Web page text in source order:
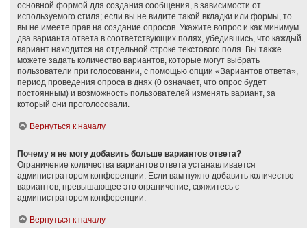
основной формой для создания сообщения, в зависимости от
используемого стиля; если вы не видите такой вкладки или формы, то
вы не имеете прав на создание опросов. Укажите вопрос и как минимум
два варианта ответа в соответствующих полях, убедившись, что каждый
вариант находится на отдельной строке текстового поля. Вы также
можете задать количество вариантов, которые могут выбрать
пользователи при голосовании, с помощью опции «Вариантов ответа»,
период проведения опроса в днях (0 означает, что опрос будет
постоянным) и возможность пользователей изменять вариант, за
который они проголосовали.
Вернуться к началу
Почему я не могу добавить больше вариантов ответа?
Ограничение количества вариантов ответа устанавливается
администратором конференции. Если вам нужно добавить количество
вариантов, превышающее это ограничение, свяжитесь с
администратором конференции.
Вернуться к началу